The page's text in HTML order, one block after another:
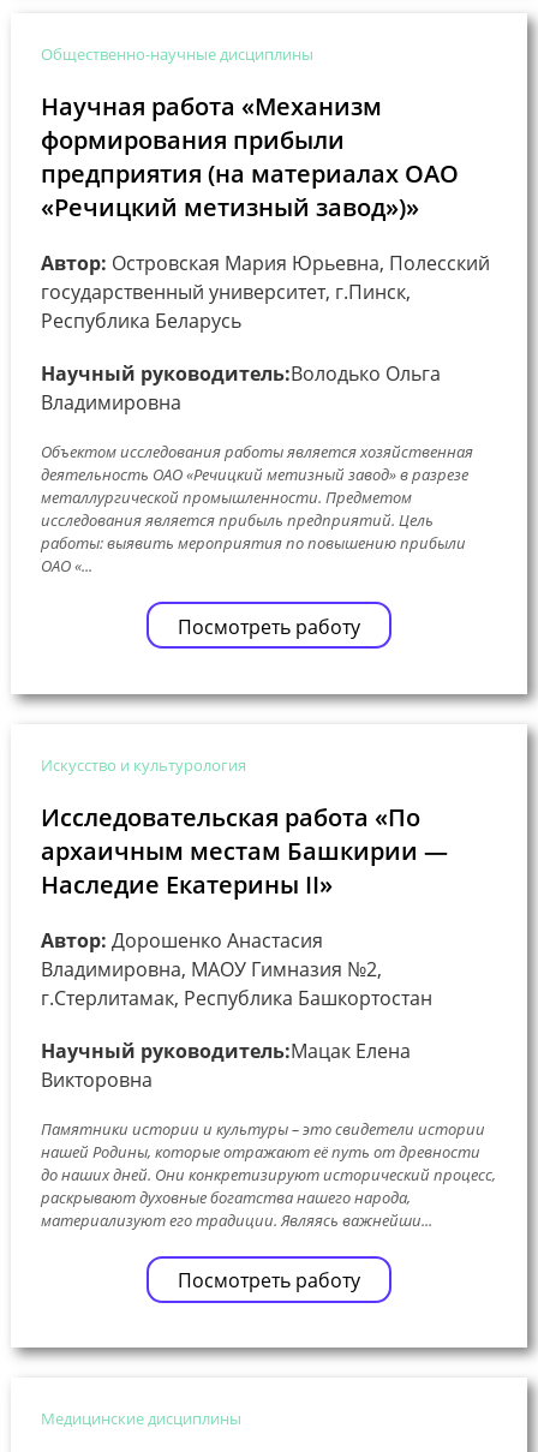
Общественно-научные дисциплины
Научная работа «Механизм
формирования прибыли
предприятия (на материалах ОАО
«Речицкий метизный завод»)»
Автор: Островская Мария Юрьевна, Полесский
государственный университет, г.Пинск,
Республика Беларусь
Научный руководитель:Володько Ольга
Владимировна
Объектом исследования работы является хозяйственная
деятельность ОАО «Речицкий метизный завод» в разрезе
металлургической промышленности. Предметом
исследования является прибыль предприятий. Цель
работы: выявить мероприятия по повышению прибыли
ОАО «...
Посмотреть работу
Искусство и культурология
Исследовательская работа «По
архаичным местам Башкирии —
Наследие Екатерины II»
Автор: Дорошенко Анастасия
Владимировна, МАОУ Гимназия №2,
г.Стерлитамак, Республика Башкортостан
Научный руководитель:Мацак Елена
Викторовна
Памятники истории и культуры – это свидетели истории
нашей Родины, которые отражают её путь от древности
до наших дней. Они конкретизируют исторический процесс,
раскрывают духовные богатства нашего народа,
материализуют его традиции. Являясь важнейши...
Посмотреть работу
Медицинские дисциплины